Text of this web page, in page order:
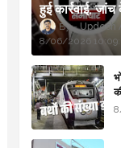
हुई कार्रवाई,
Updesh
8/06/2026